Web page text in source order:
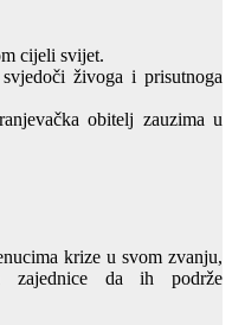
cijeli svijet.
živoga i prisutnoga
obitelj zauzima u
krize u svom zvanju,
zajednice da ih podrže